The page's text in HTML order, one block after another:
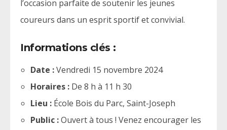
l’occasion parfaite de soutenir les jeunes
coureurs dans un esprit sportif et convivial.
Informations clés :
Date :Vendredi 15 novembre 2024
Horaires : De 8 h à 11 h 30
Lieu : École Bois du Parc, Saint-Joseph
Public :Ouvert à tous ! Venez encourager les